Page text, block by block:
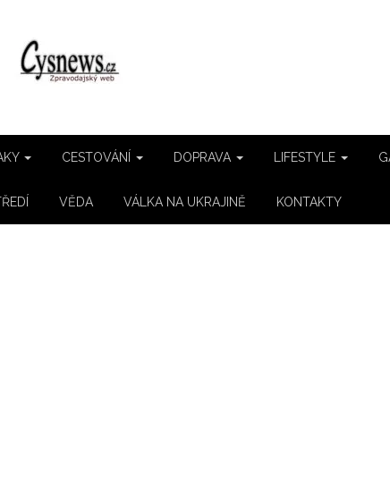
CESTOVÁNÍ DOPRAVA LIFESTYLE
VĚDA VÁLKA NA UKRAJINĚ KONTAKTY